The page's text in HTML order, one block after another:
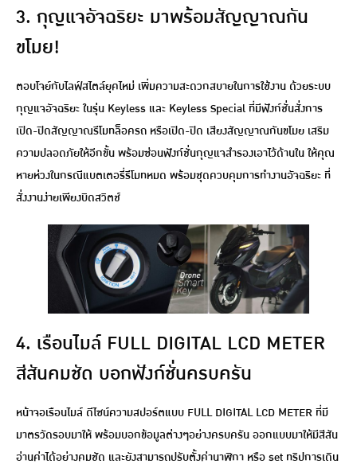
3. กุญแจอัจฉริยะ มาพร้อมสัญญาณกัน
ขโมย!
ตอบโจย์กับไลฟ์สไตล์ยุคไหม่ เพิ่มความสะดวกสบายในการใช้งาน ด้วยระบบ
กุญแจอัจฉริยะ ในรุ่น Keyless และ Keyless Special ที่มีฟังก์ชั่นสั่งการ
เปิด-ปิดสัญญาณรีโมทล็อครถ หรือเปิด-ปิด เสียงสัญญาณกันขโมย เสริม
ความปลอดภัยให้อีกขั้น พร้อมซ่อนฟังก์ชั่นกุญแจสำรองเอาไว้ด้านใน ให้คุณ
หายห่วงในกรณีแบตเตอรี่รีโมทหมด พร้อมชุดควบคุมการทำงานอัจฉริยะ ที่
สั่งงานง่ายเพียงบิดสวิตช์
4. เรือนไมล์ FULL DIGITAL LCD METER
สีสันคมชัด บอกฟังก์ชั่นครบครัน
หน้าจอเรือนไมล์ ดีไซน์ความสปอร์ตแบบ FULL DIGITAL LCD METER ที่มี
มาตรวัดรอบมาให้ พร้อมบอกข้อมูลต่างๆอย่างครบครัน ออกแบบมาให้มีสีสัน
อ่านค่าได้อย่างคมชัด และยังสามารถปรับตั้งค่านาฬิกา หรือ set ทริปการเดิน